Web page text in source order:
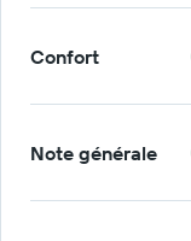
Confort
Note générale